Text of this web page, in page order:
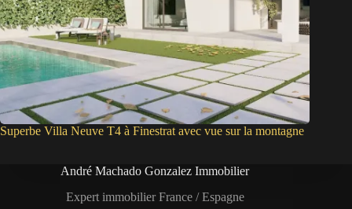
Superbe Villa Neuve T4 à Finestrat avec vue sur la montagne
André Machado Gonzalez Immobilier
Expert immobilier France / Espagne